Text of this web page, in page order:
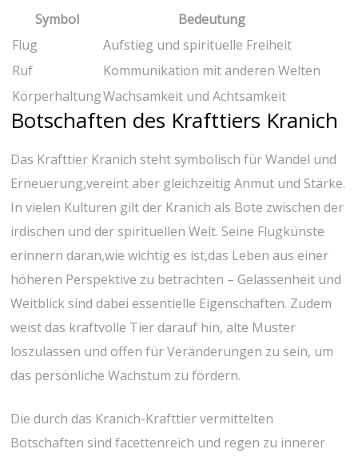
Symbol
Bedeutung
Flug
Aufstieg und spirituelle Freiheit
Ruf
Kommunikation mit anderen Welten
KörperhaltungWachsamkeit‍ und Achtsamkeit
Botschaften des Krafttiers Kranich
Das Krafttier ⁢Kranich ⁣steht symbolisch für Wandel und
⁣Erneuerung,vereint ​aber gleichzeitig Anmut und Stärke.
‌In vielen⁢ Kulturen gilt der Kranich als Bote zwischen der‌
irdischen und der spirituellen Welt. Seine Flugkünste
erinnern daran,wie wichtig es ist,das‌ Leben aus einer
höheren ⁣Perspektive zu betrachten – Gelassenheit und
Weitblick sind dabei‍ essentielle⁣ Eigenschaften. Zudem
weist⁤ das kraftvolle Tier⁤ darauf‍ hin, alte⁢ Muster
loszulassen und offen für ⁢Veränderungen ⁤zu sein, um
das persönliche Wachstum zu fördern.
Die durch das Kranich-Krafttier vermittelten
Botschaften sind ​facettenreich ⁤und regen⁤ zu innerer